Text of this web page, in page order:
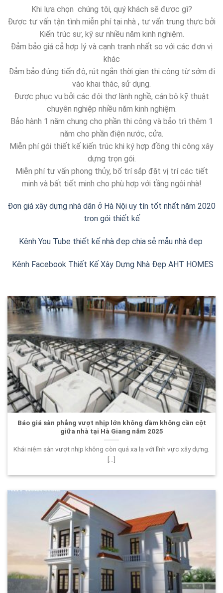
Khi lựa chọn chúng tôi, quý khách sẽ được gì?
Được tư vấn tận tình miễn phí tại nhà , tư vấn trung thực bởi
Kiến trúc sư, kỹ sư nhiều năm kinh nghiệm.
Đảm bảo giá cả hợp lý và cạnh tranh nhất so với các đơn vị
khác
Đảm bảo đúng tiến độ, rút ngắn thời gian thi công từ sớm đi
vào khai thác, sử dụng.
Được phục vụ bởi các đội thợ lành nghề, cán bộ kỹ thuật
chuyên nghiệp nhiều năm kinh nghiệm.
Bảo hành 1 năm chung cho phần thi công và bảo trì thêm 1
năm cho phần điện nước, cửa.
Miễn phí gói thiết kế kiến trúc khi ký hợp đồng thi công xây
dựng trọn gói.
Miễn phí tư vấn phong thủy, bố trí sắp đặt vị trí các tiết
minh và bất tiết minh cho phù hợp với tầng ngôi nhà!
Đơn giá xây dựng nhà dân ở Hà Nội uy tín tốt nhất năm 2020
trọn gói thiết kế
Kênh You Tube thiết kế nhà đẹp chia sẻ mẫu nhà đẹp
Kênh Facebook Thiết Kế Xây Dựng Nhà Đẹp AHT HOMES
Báo giá sàn phẳng vượt nhịp lớn không dầm không cần cột
giữa nhà tại Hà Giang năm 2025
Khái niệm sàn vượt nhịp không còn quá xa lạ với lĩnh vực xây dựng.
[...]